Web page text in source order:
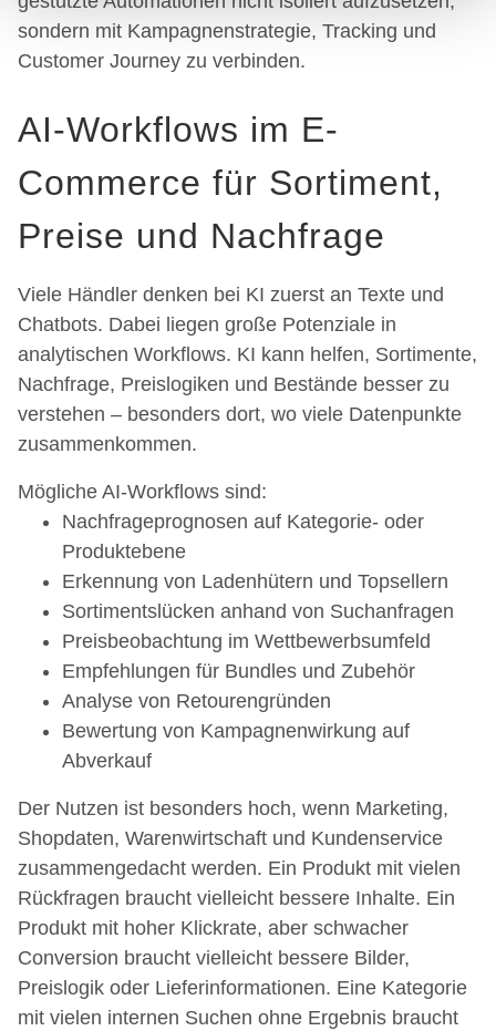
Partner führen diese Informationen möglicherweise mit
weiteren Daten zusammen, die Sie ihnen bereitgestellt
haben oder die sie im Rahmen Ihrer Nutzung der Dienste
sondern mit Kampagnenstrategie, Tracking und
Customer Journey zu verbinden.
AI-Workflows im E-
Commerce für Sortiment,
Preise und Nachfrage
Viele Händler denken bei KI zuerst an Texte und
Chatbots. Dabei liegen große Potenziale in
analytischen Workflows. KI kann helfen, Sortimente,
Nachfrage, Preislogiken und Bestände besser zu
verstehen – besonders dort, wo viele Datenpunkte
zusammenkommen.
Mögliche AI-Workflows sind:
Nachfrageprognosen auf Kategorie- oder
Produktebene
Erkennung von Ladenhütern und Topsellern
Sortimentslücken anhand von Suchanfragen
Preisbeobachtung im Wettbewerbsumfeld
Empfehlungen für Bundles und Zubehör
Analyse von Retourengründen
Bewertung von Kampagnenwirkung auf
Abverkauf
Der Nutzen ist besonders hoch, wenn Marketing,
Shopdaten, Warenwirtschaft und Kundenservice
zusammengedacht werden. Ein Produkt mit vielen
Rückfragen braucht vielleicht bessere Inhalte. Ein
Produkt mit hoher Klickrate, aber schwacher
Conversion braucht vielleicht bessere Bilder,
Preislogik oder Lieferinformationen. Eine Kategorie
mit vielen internen Suchen ohne Ergebnis braucht